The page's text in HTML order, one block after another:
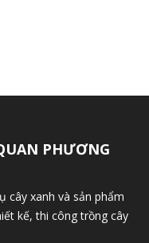
PHƯƠNG
cây xanh và sản phẩm
kế, thi công trồng cây